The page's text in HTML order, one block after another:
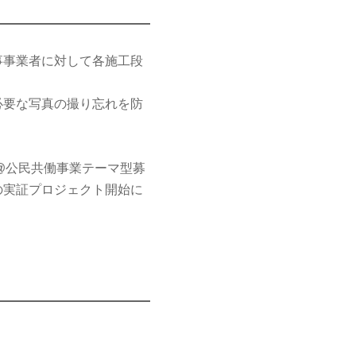
業者に対して各施工段
な写真の撮り忘れを防
民共働事業テーマ型募
証プロジェクト開始に